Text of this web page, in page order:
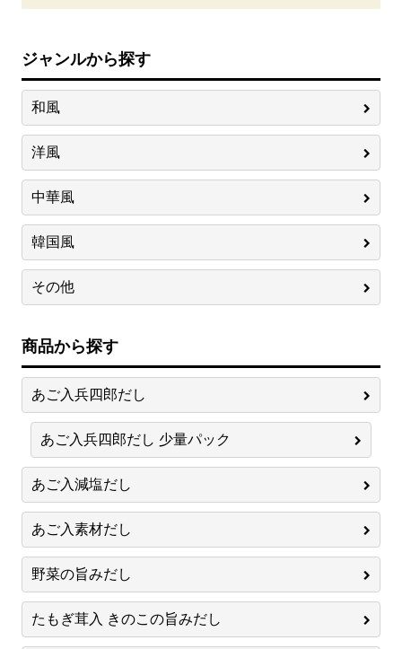
ジャンルから探す
和風
洋風
中華風
韓国風
その他
商品から探す
あご入兵四郎だし
あご入兵四郎だし 少量パック
あご入減塩だし
あご入素材だし
野菜の旨みだし
たもぎ茸入 きのこの旨みだし